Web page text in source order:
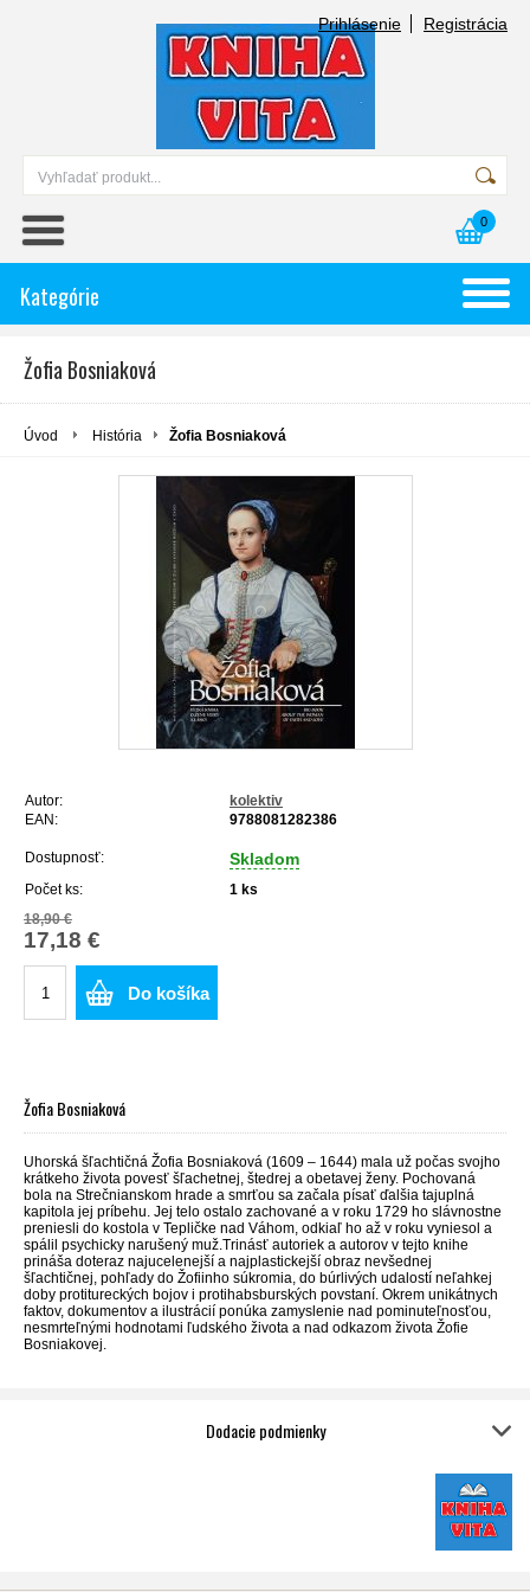
Prihlásenie Registrácia
0
Kategórie
Žofia Bosniaková
Úvod História Žofia Bosniaková
Autor:
kolektiv
EAN:
9788081282386
Dostupnosť: Skladom
Počet ks: 1 ks
18,90 €
17,18 €
Do košíka
Žofia Bosniaková
Uhorská šľachtičná Žofia Bosniaková (1609 – 1644) mala už počas svojho
krátkeho života povesť šľachetnej, štedrej a obetavej ženy. Pochovaná
bola na Strečnianskom hrade a smrťou sa začala písať ďalšia tajuplná
kapitola jej príbehu. Jej telo ostalo zachované a v roku 1729 ho slávnostne
preniesli do kostola v Tepličke nad Váhom, odkiaľ ho až v roku vyniesol a
spálil psychicky narušený muž.Trinásť autoriek a autorov v tejto knihe
prináša doteraz najucelenejší a najplastickejší obraz nevšednej
šľachtičnej, pohľady do Žofiinho súkromia, do búrlivých udalostí neľahkej
doby protitureckých bojov i protihabsburských povstaní. Okrem unikátnych
faktov, dokumentov a ilustrácií ponúka zamyslenie nad pominuteľnosťou,
nesmrteľnými hodnotami ľudského života a nad odkazom života Žofie
Bosniakovej.
Dodacie podmienky